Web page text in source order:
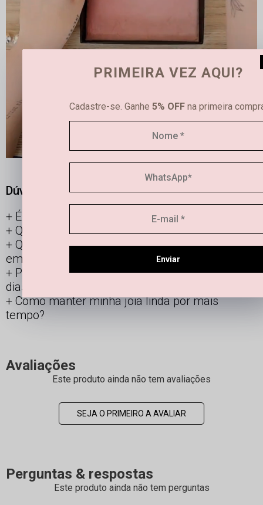
Dúvidas frequentes
É possível limpar joias femininas em casa?
Qual é a diferença entre semijoias e bijuterias?
Qual a durabilidade de uma semi joia banhada
em ouro e prata?
Posso usar os acessórios banhados todos os
dias?
Como manter minha joia linda por mais
tempo?
Avaliações
Este produto ainda não tem avaliações
SEJA O PRIMEIRO A AVALIAR
Perguntas & respostas
Este produto ainda não tem perguntas
PRIMEIRA VEZ AQUI?
Cadastre-se. Ganhe 5% OFF na primeira
Enviar